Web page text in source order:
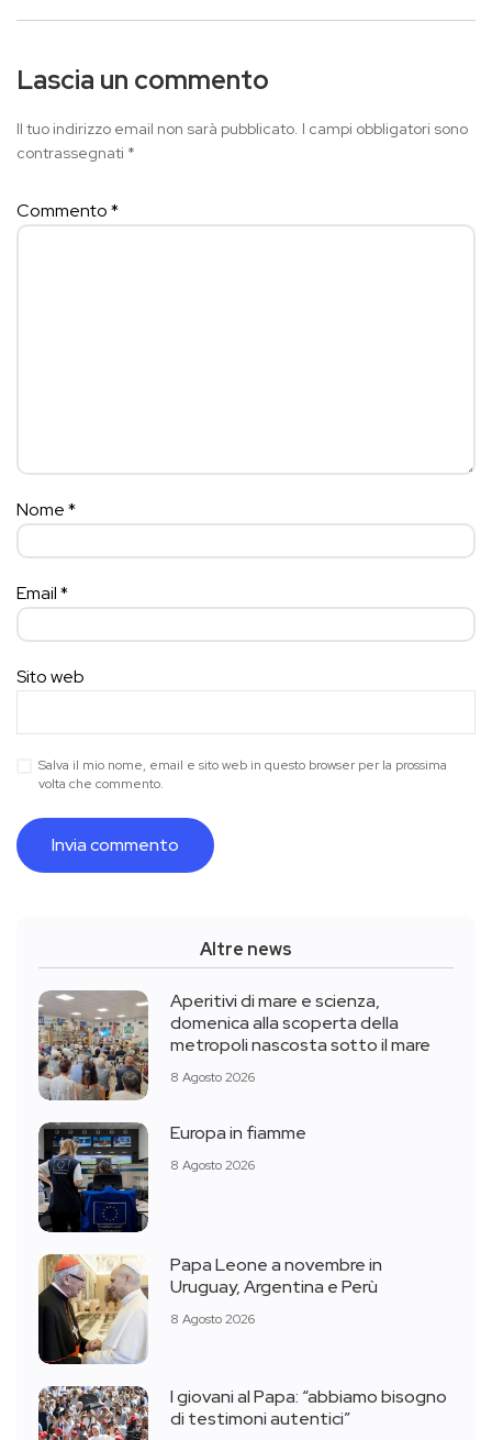
Lascia un commento
Il tuo indirizzo email non sarà pubblicato. I campi obbligatori sono
contrassegnati *
Commento*
Nome*
Email*
Sito web
Salva il mio nome, email e sito web in questo browser per la prossima
volta che commento.
Altre news
Aperitivi di mare e scienza,
domenica alla scoperta della
metropoli nascosta sotto il mare
8 Agosto 2026
Europa in fiamme
8 Agosto 2026
Papa Leone a novembre in
Uruguay, Argentina e Perù
8 Agosto 2026
I giovani al Papa: “abbiamo bisogno
di testimoni autentici”